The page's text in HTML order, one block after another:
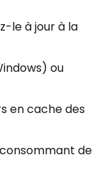
le à jour à la
ou
en cache des
de